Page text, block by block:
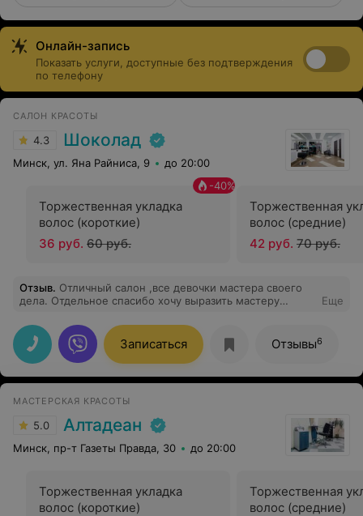
Онлайн-запись
Показать услуги, доступные без подтверждения
по телефону
САЛОН КРАСОТЫ
4.3 Шоколад
Минск, ул. Яна Райниса, 9 до 20:00
Торжественная укладка
волос (короткие)
-40%
36 руб. 60 руб.
Торжественная
волос (средние)
42 руб. 70 руб.
Отзыв. Отличный салон ,все девочки мастера своего
дела. Отдельное спасибо хочу выразить мастеру
довольна все получилось как я хотела
Еще
Записаться Отзывы6
МАСТЕРСКАЯ КРАСОТЫ
5.0 Алтадеан
Минск, пр-т Газеты Правда, 30 до 20:00
Торжественная укладка
волос (короткие)
Торжественная
волос (средние)